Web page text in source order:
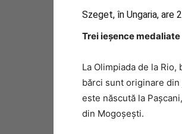
Szeget, în Ungaria, are
Trei ieşence medaliate
La Olimpiada de la
bărci sunt originare
este născută la
din Mogoşeşti.